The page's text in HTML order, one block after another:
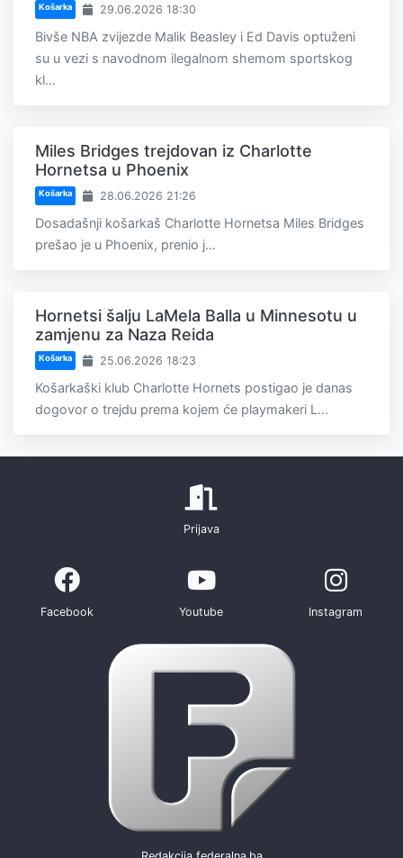
Košarka 29.06.2026 18:30
Bivše NBA zvijezde Malik Beasley i Ed Davis optuženi
su u vezi s navodnom ilegalnom shemom sportskog
kl...
Miles Bridges trejdovan iz Charlotte
Hornetsa u Phoenix
Košarka 28.06.2026 21:26
Dosadašnji košarkaš Charlotte Hornetsa Miles Bridges
prešao je u Phoenix, prenio j...
Hornetsi šalju LaMela Balla u Minnesotu u
zamjenu za Naza Reida
Košarka 25.06.2026 18:23
Košarkaški klub Charlotte Hornets postigao je danas
dogovor o trejdu prema kojem će playmakeri L...
Prijava
Facebook Youtube Instagram